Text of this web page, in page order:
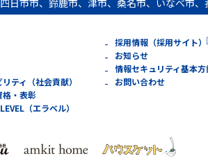
ティ（社会貢献）
格・表彰
（エラベル）
採用情報（採用サイト）
お知らせ
情報セキュリティ基本方
お問い合わせ